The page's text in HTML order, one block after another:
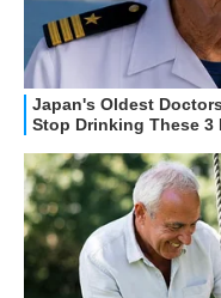
HOW TO